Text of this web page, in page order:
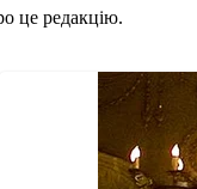
це редакцію.